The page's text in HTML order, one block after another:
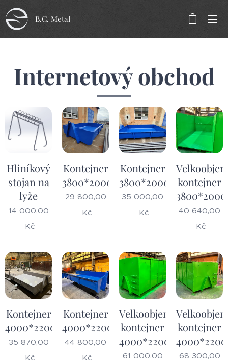
B.C. Metal
Internetový obchod
Hliníkový
stojan na
lyže
14 000,00
Kč
Kontejner
3800*2000*600
29 800,00
Kč
Kontejner
3800*2000*1000
35 000,00
Kč
kontejner
40 640,00
Kč
Kontejner
4000*2200*600
35 870,00
Kč
Kontejner
4000*2200*1000
44 800,00
Kč
Velkoobjemový
kontejner
4000*2200*1500
61 000,00
kontejner
68 300,00